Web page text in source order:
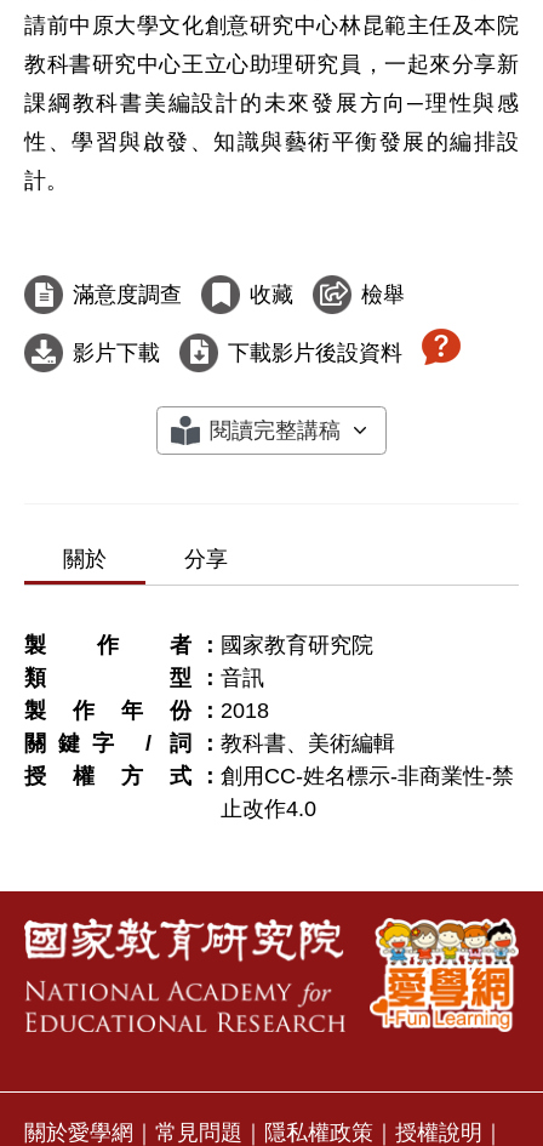
請前中原大學文化創意研究中心林昆範主任及本院
教科書研究中心王立心助理研究員，一起來分享新
課綱教科書美編設計的未來發展方向─理性與感
性、學習與啟發、知識與藝術平衡發展的編排設
計。
滿意度調查 收藏 檢舉
影片下載 下載影片後設資料
閱讀完整講稿
關於 分享
製作者
國家教育研究院
類型
音訊
製作年份
2018
關鍵字 / 詞
教科書、美術編輯
授權方式
創用CC-姓名標示-非商業性-禁
止改作4.0
關於愛學網 ｜ 常見問題 ｜ 隱私權政策 ｜ 授權說明 ｜